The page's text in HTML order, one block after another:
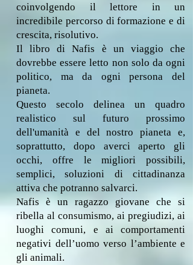
coinvolgendo il lettore in un
incredibile percorso di formazione e di
crescita, risolutivo.
Il libro di Nafis è un viaggio che
dovrebbe essere letto non solo da ogni
politico, ma da ogni persona del
pianeta.
Questo secolo delinea un quadro
realistico sul futuro prossimo
dell'umanità e del nostro pianeta e,
soprattutto, dopo averci aperto gli
occhi, offre le migliori possibili,
semplici, soluzioni di cittadinanza
attiva che potranno salvarci.
Nafis è un ragazzo giovane che si
ribella al consumismo, ai pregiudizi, ai
luoghi comuni, e ai comportamenti
negativi dell’uomo verso l’ambiente e
gli animali.